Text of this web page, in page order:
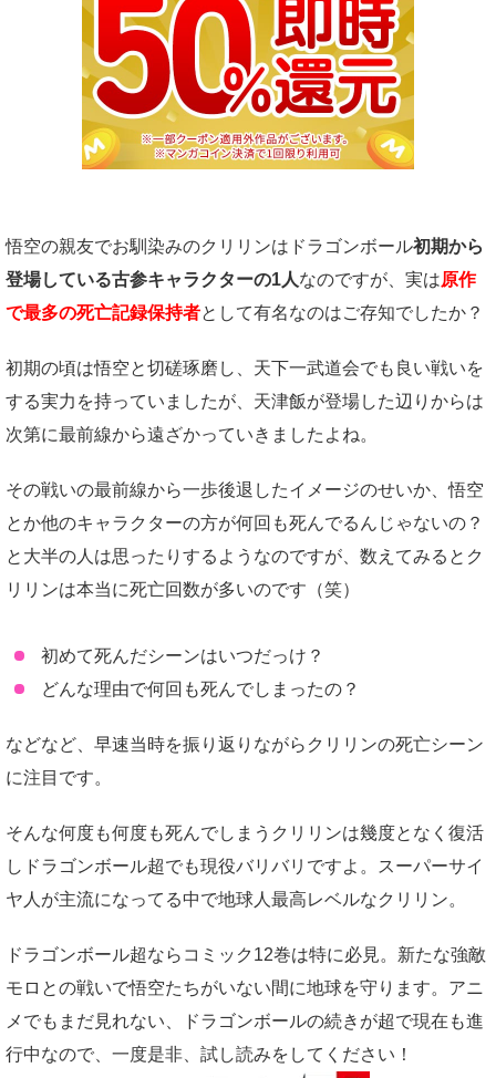
悟空の親友でお馴染みのクリリンはドラゴンボール初期から
登場している古参キャラクターの1人なのですが、実は原作
で最多の死亡記録保持者として有名なのはご存知でしたか？
初期の頃は悟空と切磋琢磨し、天下一武道会でも良い戦いを
する実力を持っていましたが、天津飯が登場した辺りからは
次第に最前線から遠ざかっていきましたよね。
その戦いの最前線から一歩後退したイメージのせいか、悟空
とか他のキャラクターの方が何回も死んでるんじゃないの？
と大半の人は思ったりするようなのですが、数えてみるとク
リリンは本当に死亡回数が多いのです（笑）
初めて死んだシーンはいつだっけ？
どんな理由で何回も死んでしまったの？
などなど、早速当時を振り返りながらクリリンの死亡シーン
に注目です。
そんな何度も何度も死んでしまうクリリンは幾度となく復活
しドラゴンボール超でも現役バリバリですよ。スーパーサイ
ヤ人が主流になってる中で地球人最高レベルなクリリン。
ドラゴンボール超ならコミック12巻は特に必見。新たな強敵
モロとの戦いで悟空たちがいない間に地球を守ります。アニ
メでもまだ見れない、ドラゴンボールの続きが超で現在も進
行中なので、一度是非、試し読みをしてください！